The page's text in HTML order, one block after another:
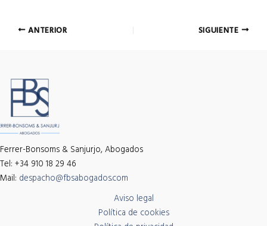
NavegaciónANTERIOR SIGUIENTE
Ferrer-Bonsoms & Sanjurjo, Abogados
Tel: +34 910 18 29 46
Mail: despacho@fbsabogados.com
Aviso legal
Política de cookies